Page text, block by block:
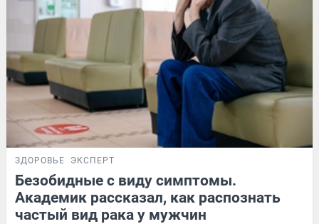
ЗДОРОВЬЕ ЭКСПЕРТ
Безобидные с виду симптомы.
Академик рассказал, как распознать
частый вид рака у мужчин